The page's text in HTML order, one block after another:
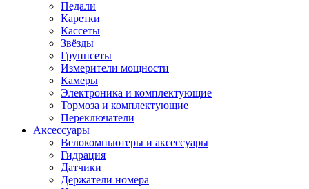
Педали
Каретки
Кассеты
Звёзды
Группсеты
Измерители мощности
Камеры
Электроника и комплектующие
Тормоза и комплектующие
Переключатели
Аксессуары
Велокомпьютеры и аксессуары
Гидрация
Датчики
Держатели номера